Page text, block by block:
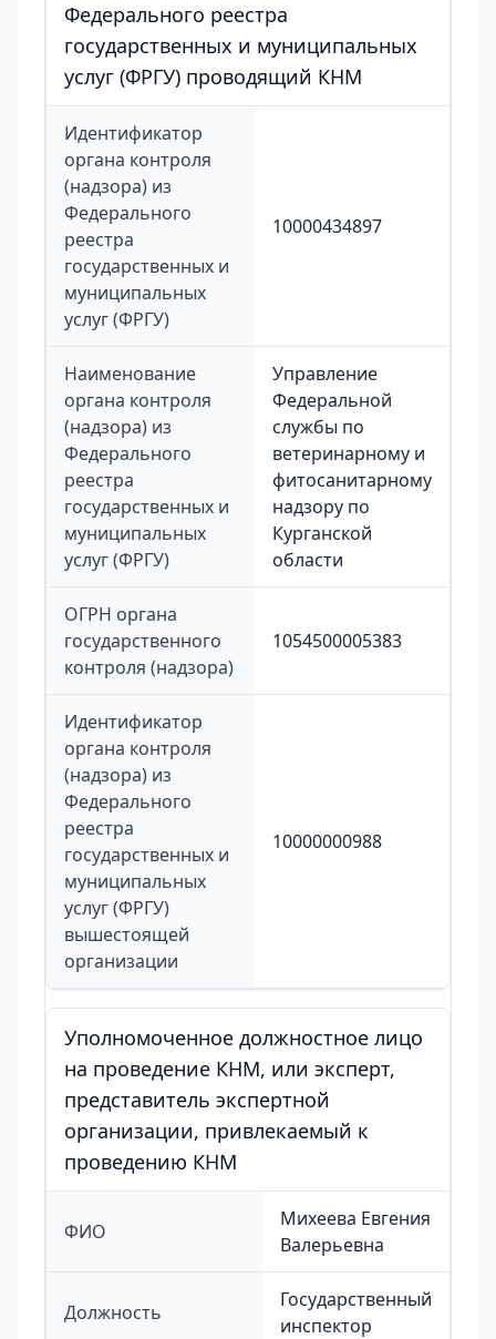
Федерального реестра
государственных и муниципальных
услуг (ФРГУ) проводящий КНМ
Идентификатор
органа контроля
(надзора) из
Федерального
реестра
государственных и
муниципальных
услуг (ФРГУ)
10000434897
Наименование
органа контроля
(надзора) из
Федерального
реестра
государственных и
муниципальных
услуг (ФРГУ)
Управление
Федеральной
службы по
ветеринарному и
фитосанитарному
надзору по
Курганской
области
ОГРН органа
государственного
контроля (надзора)
1054500005383
Идентификатор
органа контроля
(надзора) из
Федерального
реестра
государственных и
муниципальных
услуг (ФРГУ)
вышестоящей
организации
10000000988
Уполномоченное должностное лицо
на проведение КНМ, или эксперт,
представитель экспертной
организации, привлекаемый к
проведению КНМ
ФИО
Михеева Евгения
Валерьевна
Должность
Государственный
инспектор